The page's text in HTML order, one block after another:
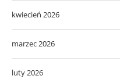
kwiecień 2026
marzec 2026
luty 2026